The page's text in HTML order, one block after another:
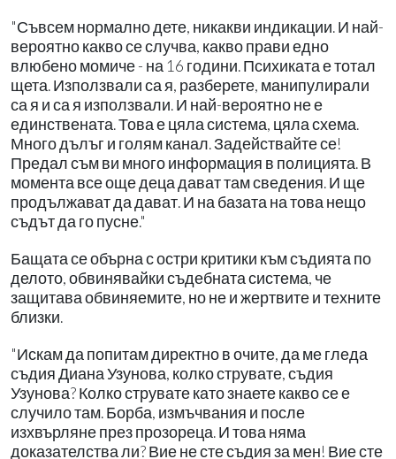
"Съвсем нормално дете, никакви индикации. И най-
вероятно какво се случва, какво прави едно
влюбено момиче - на 16 години. Психиката е тотал
щета. Използвали са я, разберете, манипулирали
са я и са я използвали. И най-вероятно не е
единствената. Това е цяла система, цяла схема.
Много дълъг и голям канал. Задействайте се!
Предал съм ви много информация в полицията. В
момента все още деца дават там сведения. И ще
продължават да дават. И на базата на това нещо
съдът да го пусне."
Бащата се обърна с остри критики към съдията по
делото, обвинявайки съдебната система, че
защитава обвиняемите, но не и жертвите и техните
близки.
"Искам да попитам директно в очите, да ме гледа
съдия Диана Узунова, колко струвате, съдия
Узунова? Колко струвате като знаете какво се е
случило там. Борба, измъчвания и после
изхвърляне през прозореца. И това няма
доказателства ли? Вие не сте съдия за мен! Вие сте